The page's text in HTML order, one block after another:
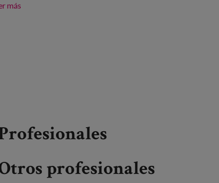
profesionales
más